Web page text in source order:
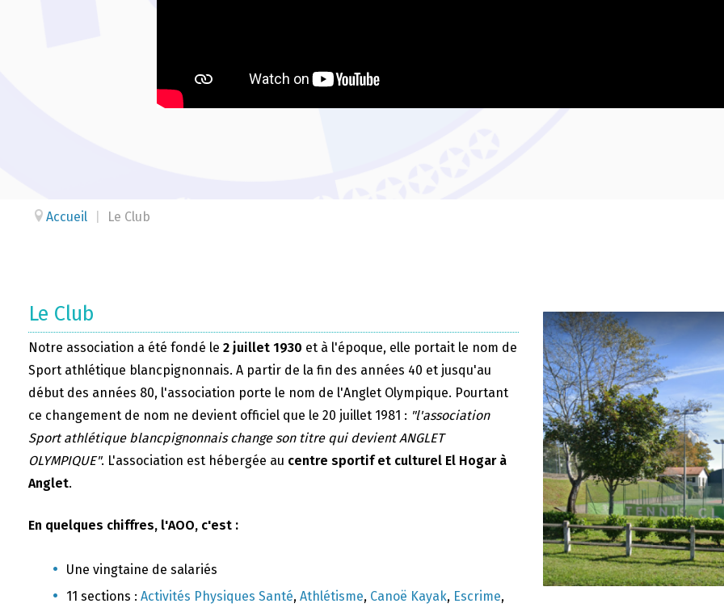
Accueil Le Club
Le Club
Notre association a été fondé le 2 juillet 1930 et à l'époque, elle portait le nom de
Sport athlétique blancpignonnais. A partir de la fin des années 40 et jusqu'au
début des années 80, l'association porte le nom de l'Anglet Olympique. Pourtant
ce changement de nom ne devient officiel que le 20 juillet 1981 : "l'association
Sport athlétique blancpignonnais change son titre qui devient ANGLET
OLYMPIQUE". L'association est hébergée au centre sportif et culturel El Hogar à
Anglet.
En quelques chiffres, l'AOO, c'est :
Une vingtaine de salariés
11 sections : Activités Physiques Santé, Athlétisme, Canoë Kayak, Escrime,